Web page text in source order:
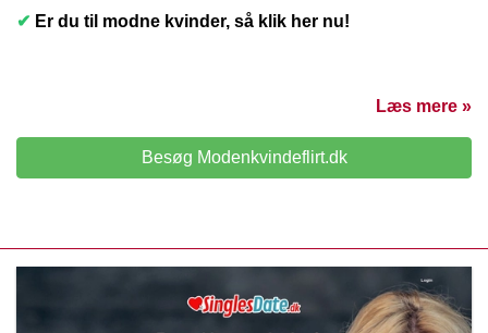
✔ Er du til modne kvinder, så klik her nu!
Læs mere »
Besøg Modenkvindeflirt.dk